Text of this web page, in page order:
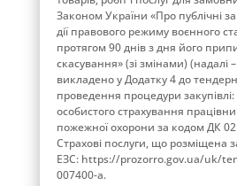
Законом України «Про публічні
дії правового режиму воєнного
протягом 90 днів з дня його
скасування» (зі змінами) (надалі
викладено у Додатку 4 до
проведення процедури закупівлі:
особистого страхування
пожежної охорони за кодом ДК
Страхові послуги, що розміщена
ЕЗС: https://prozorro.gov.ua/uk/
007400-a.